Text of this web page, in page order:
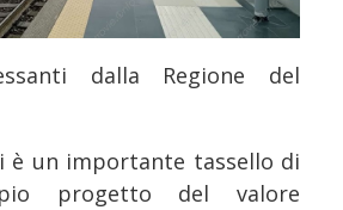
dalla Regione del
è un importante tassello di
progetto del valore